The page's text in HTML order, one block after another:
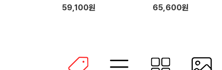
리모컨 파우치 C타입
59,100원 65,600원